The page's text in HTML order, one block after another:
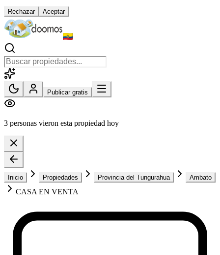
Rechazar Aceptar
Publicar gratis
3 personas vieron esta propiedad hoy
Inicio Propiedades Provincia del Tungurahua Ambato
CASA EN VENTA